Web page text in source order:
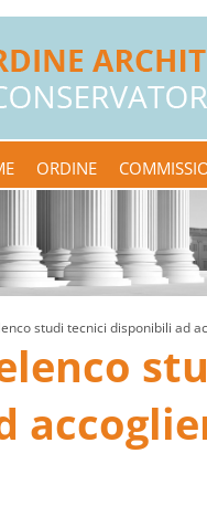
ORDINE
studi tecnici disponibili ad